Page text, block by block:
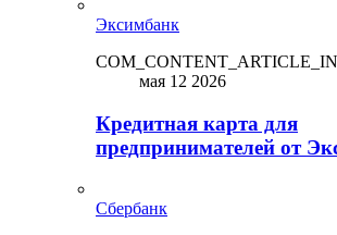
Эксимбанк
мая 12 2026
Кредитная карта для
предпринимателей от
Сбербанк